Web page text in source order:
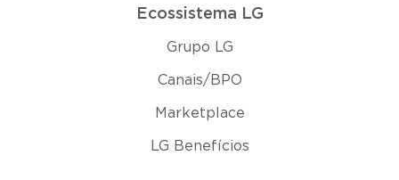
Ecossistema LG
Grupo LG
Canais/BPO
Marketplace
LG Benefícios